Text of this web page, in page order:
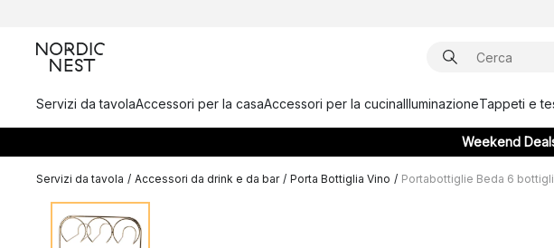
Servizi da tavolaAccessori per la casaAccessori per la cucinaIlluminazioneTappeti e
Weekend
Servizi da tavola / Accessori da drink e da bar / Porta Bottiglia Vino / Portabottiglie Beda 6